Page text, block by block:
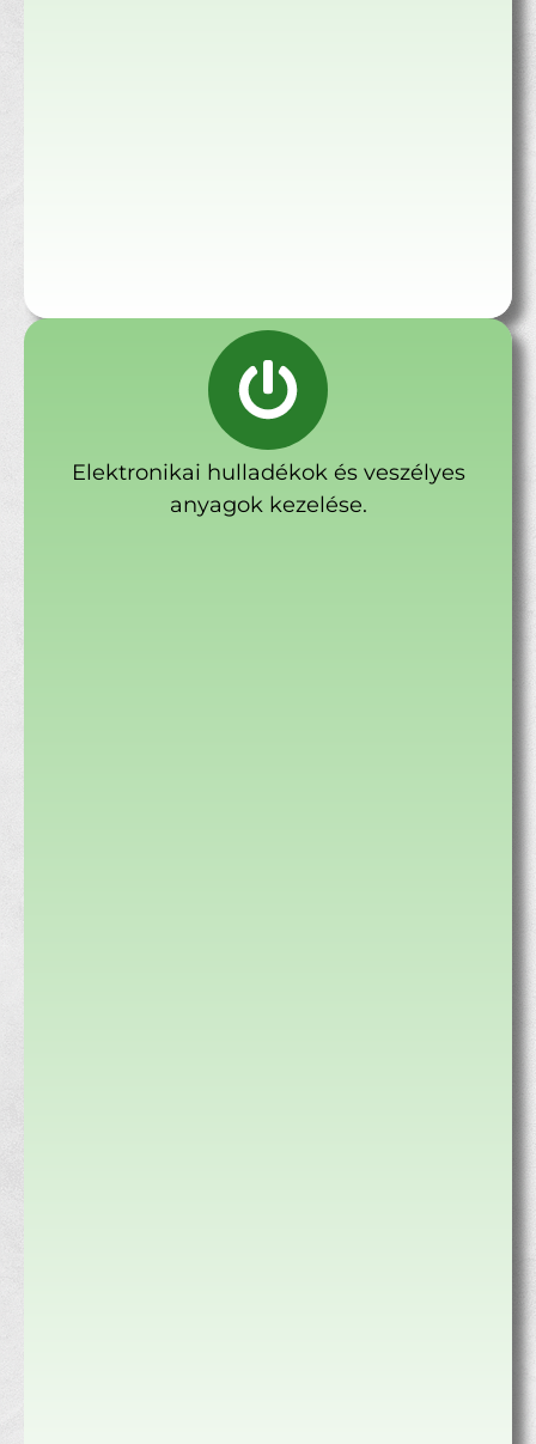
Elektronikai hulladékok és veszélyes
anyagok kezelése.